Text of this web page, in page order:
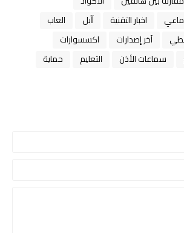
اخبار التقنية ﺁﺑﻞ
العاب
آخر إصدارات
اكسسوارات
سماعات الأذن التعليم
حماية